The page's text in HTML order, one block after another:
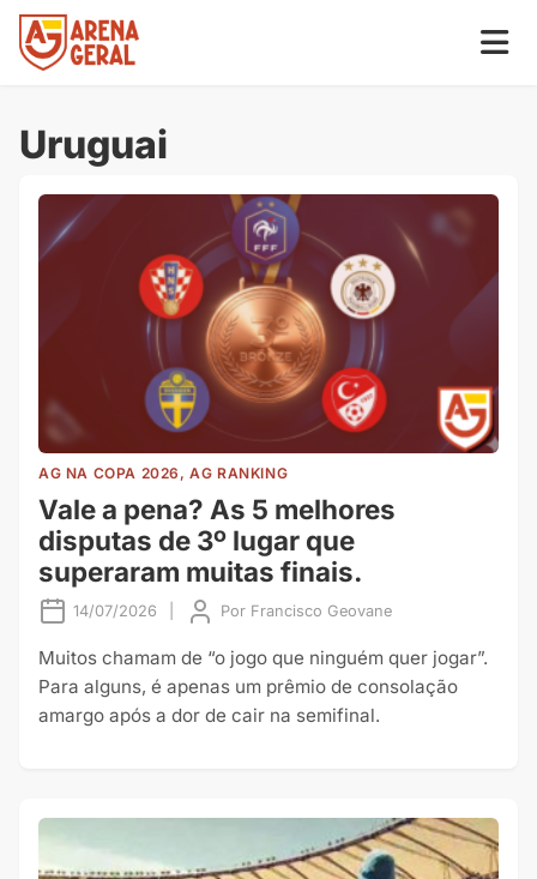
Uruguai
AG NA COPA 2026, AG RANKING
Vale a pena? As 5 melhores
disputas de 3º lugar que
superaram muitas finais.
14/07/2026 Por Francisco Geovane
Muitos chamam de “o jogo que ninguém quer jogar”.
Para alguns, é apenas um prêmio de consolação
amargo após a dor de cair na semifinal.